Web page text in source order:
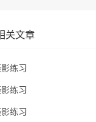
关文章
练习
练习
练习